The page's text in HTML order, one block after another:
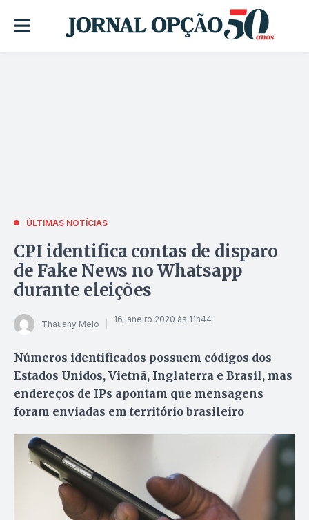
ÚLTIMAS NOTÍCIAS
CPI identifica contas de disparo
de Fake News no Whatsapp
durante eleições
Thauany Melo 16 janeiro 2020 às 11h44
Números identificados possuem códigos dos
Estados Unidos, Vietnã, Inglaterra e Brasil, mas
endereços de IPs apontam que mensagens
foram enviadas em território brasileiro